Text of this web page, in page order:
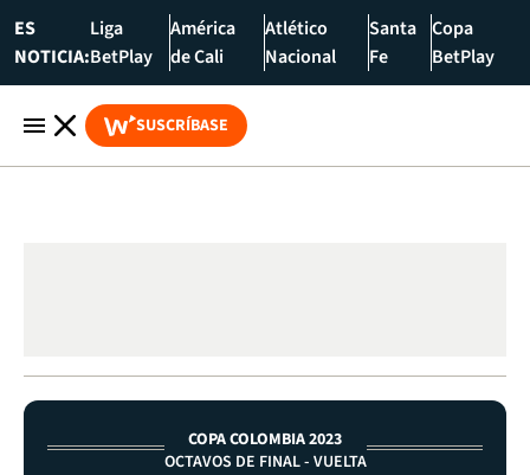
ES
NOTICIA:
Liga
BetPlay
América
de Cali
Atlético
Nacional
Santa
Fe
Copa
BetPlay
SUSCRÍBASE
COPA COLOMBIA 2023
OCTAVOS DE FINAL - VUELTA